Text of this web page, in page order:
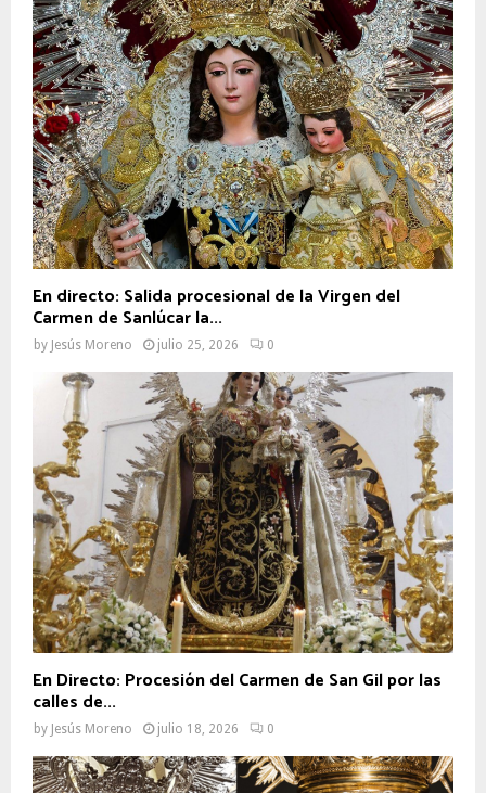
En directo: Salida procesional de la Virgen del
Carmen de Sanlúcar la...
by Jesús Moreno julio 25, 2026 0
En Directo: Procesión del Carmen de San Gil por las
calles de...
by Jesús Moreno julio 18, 2026 0